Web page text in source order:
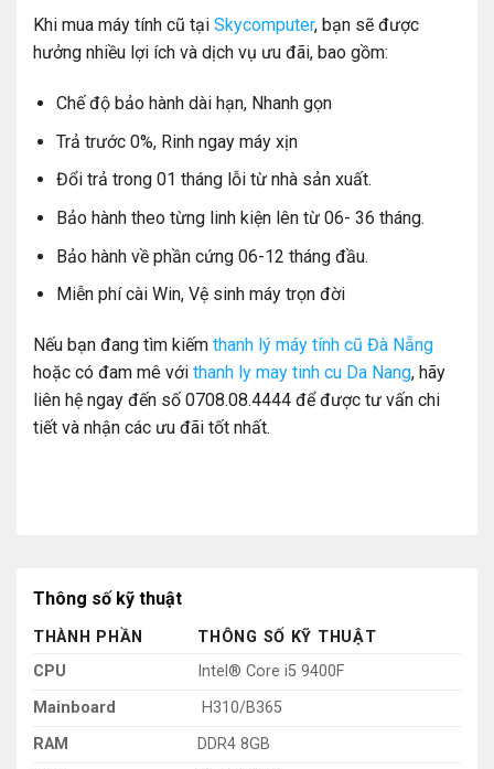
Khi mua máy tính cũ tại Skycomputer, bạn sẽ được
hưởng nhiều lợi ích và dịch vụ ưu đãi, bao gồm:
Chế độ bảo hành dài hạn, Nhanh gọn
Trả trước 0%, Rinh ngay máy xịn
Đổi trả trong 01 tháng lỗi từ nhà sản xuất.
Bảo hành theo từng linh kiện lên từ 06- 36 tháng.
Bảo hành về phần cứng 06-12 tháng đầu.
Miễn phí cài Win, Vệ sinh máy trọn đời
Nếu bạn đang tìm kiếm thanh lý máy tính cũ Đà Nẵng
hoặc có đam mê với thanh ly may tinh cu Da Nang, hãy
liên hệ ngay đến số 0708.08.4444 để được tư vấn chi
tiết và nhận các ưu đãi tốt nhất.
Thông số kỹ thuật
THÀNH PHẦN
THÔNG SỐ KỸ THUẬT
CPU
Intel® Core i5 9400F
Mainboard
H310/B365
RAM
DDR4 8GB